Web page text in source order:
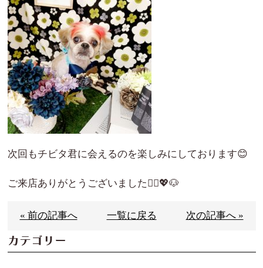
次回もチビタ君に会えるのを楽しみにしております😊
ご来店ありがとうございました🙇‍♀️💖🐶
« 前の記事へ 一覧に戻る 次の記事へ »
カテゴリー